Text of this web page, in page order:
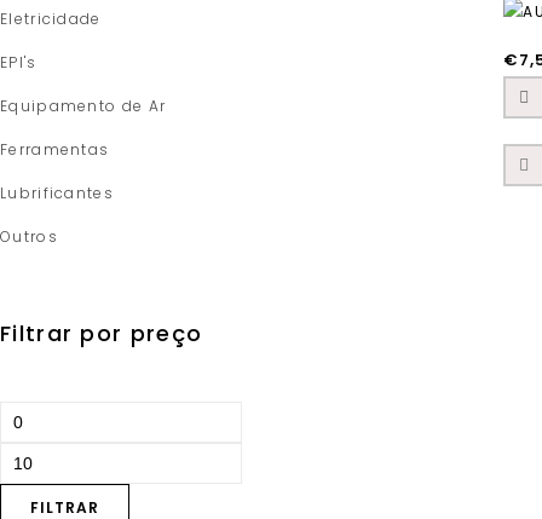
€
Eletricidade
EPI's
Equipamento de Ar
Ferramentas
Lubrificantes
Outros
Filtrar por preço
FILTRAR